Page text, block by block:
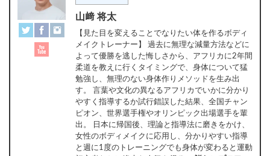
山﨑 将太
【見た目を変えることでなりたい体を作るボディ
メイクトレーナー】 過去に無理な減量方法などに
よって優勝を逃した悔しさから、アフリカに2年間
柔道を教えに行くタイミングで、身体について猛
勉強し、無理のない身体作りメソッドを生み出
す。 言葉や文化の異なるアフリカでいかに分かり
やすく指導するか試行錯誤した結果、全国チャン
ピオン、世界選手権やオリンピック出場選手を輩
出。 日本に帰国後、理論と指導法に磨きをかけ、
女性のボディメイクに応用し、分かりやすい指導
と週に1度のトレーニングでも身体が変わると運動